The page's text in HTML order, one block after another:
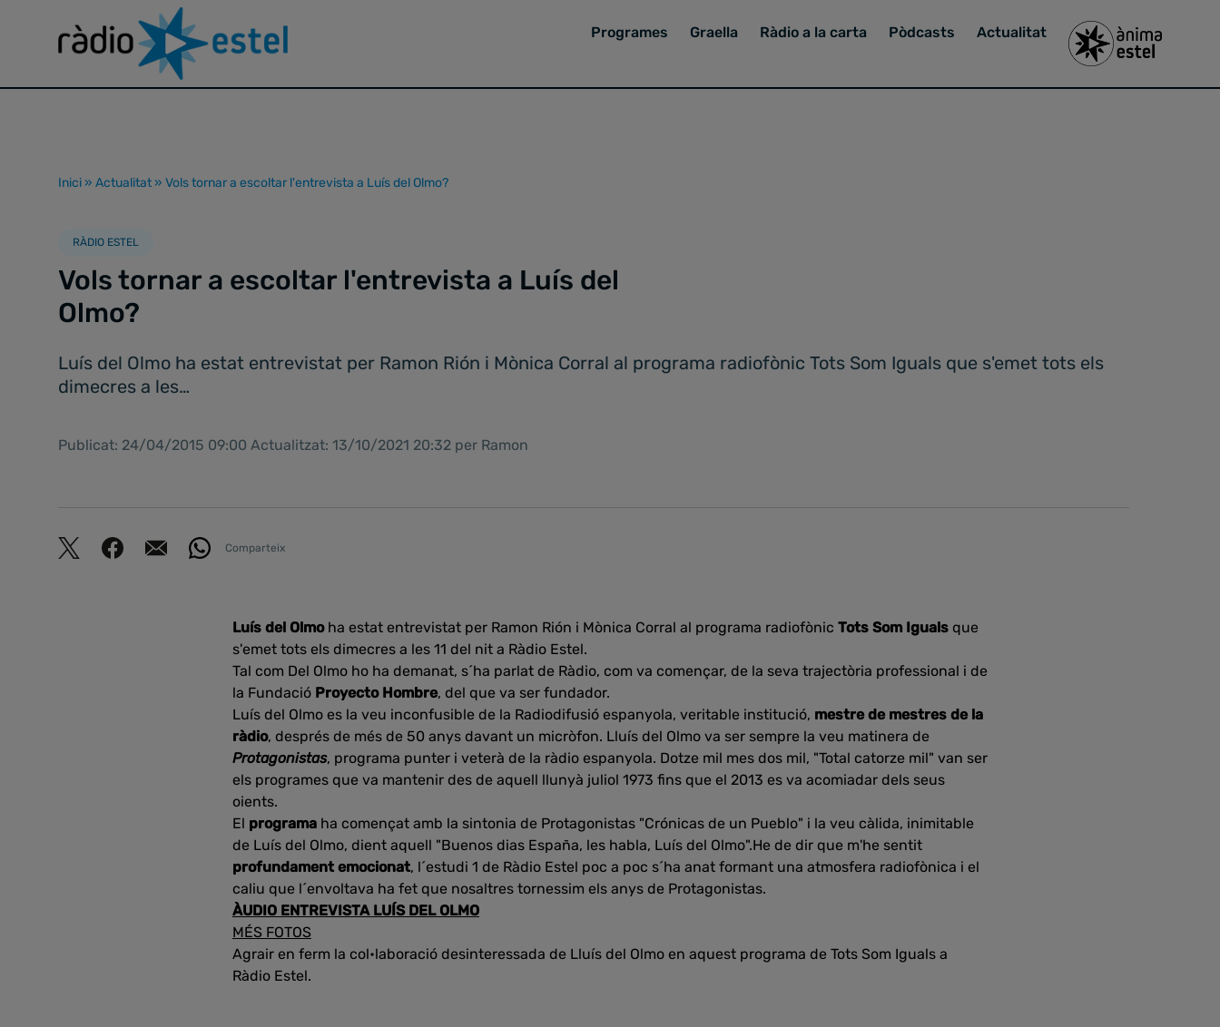
Programes Graella Ràdio a la carta Pòdcasts Actualitat
Inici » Actualitat » Vols tornar a escoltar l'entrevista a Luís del Olmo?
RÀDIO ESTEL
Vols tornar a escoltar l'entrevista a Luís del
Olmo?
Luís del Olmo ha estat entrevistat per Ramon Rión i Mònica Corral al programa radiofònic Tots Som Iguals que s'emet tots els
dimecres a les…
Publicat: 24/04/2015 09:00 Actualitzat: 13/10/2021 20:32 per Ramon
Comparteix
Luís del Olmoha estat entrevistat per Ramon Rión i Mònica Corral al programa radiofònic Tots Som Iguals que
s'emet tots els dimecres a les 11 del nit a Ràdio Estel.
Tal com Del Olmo ho ha demanat, s´ha parlat de Ràdio, com va començar, de la seva trajectòria professional i de
la Fundació Proyecto Hombre, del que va ser fundador.
Luís del Olmo es la veu inconfusible de la Radiodifusió espanyola, veritable institució, mestre de mestres de la
ràdio, després de més de 50 anys davant un micròfon. Lluís del Olmo va ser sempre la veu matinera de
Protagonistas, programa punter i veterà de la ràdio espanyola. Dotze mil mes dos mil, "Total catorze mil" van ser
els programes que va mantenir des de aquell llunyà juliol 1973 fins que el 2013 es va acomiadar dels seus
oients.
El programa ha començat amb la sintonia de Protagonistas "Crónicas de un Pueblo" i la veu càlida, inimitable
de Luís del Olmo, dient aquell "Buenos dias España, les habla, Luís del Olmo".He de dir que m'he sentit
profundament emocionat, l´estudi 1 de Ràdio Estel poc a poc s´ha anat formant una atmosfera radiofònica i el
caliu que l´envoltava ha fet que nosaltres tornessim els anys de Protagonistas.
ÀUDIO ENTREVISTA LUÍS DEL OLMO
MÉS FOTOS
Agrair en ferm la col•laboració desinteressada de Lluís del Olmo en aquest programa de Tots Som Iguals a
Ràdio Estel.